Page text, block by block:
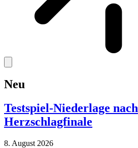
Neu
Testspiel-Niederlage nach
Herzschlagfinale
8. August 2026